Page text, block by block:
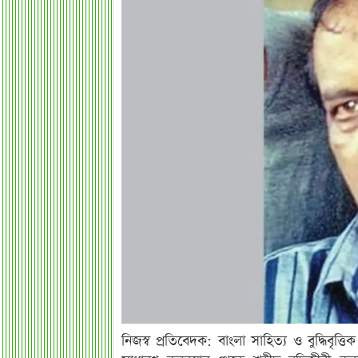
নিজস্ব প্রতিবেদক: বাংলা সাহিত্য ও